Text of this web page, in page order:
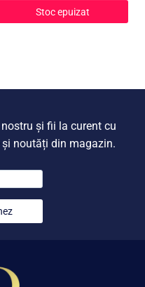
Stoc epuizat
și fii la curent cu
noutăți din magazin.